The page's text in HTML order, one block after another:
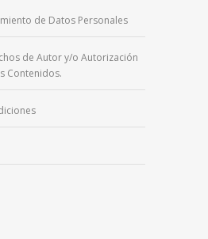
de Datos Personales
de Autor y/o Autorización
Contenidos.